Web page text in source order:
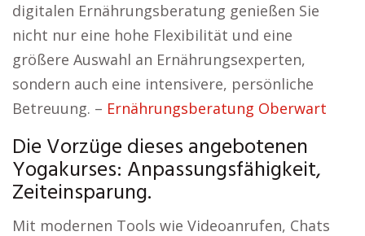
digitalen Ernährungsberatung genießen Sie
nicht nur eine hohe Flexibilität und eine
größere Auswahl an Ernährungsexperten,
sondern auch eine intensivere, persönliche
Betreuung. – Ernährungsberatung Oberwart
Die Vorzüge dieses angebotenen
Yogakurses: Anpassungsfähigkeit,
Zeiteinsparung.
Mit modernen Tools wie Videoanrufen, Chats